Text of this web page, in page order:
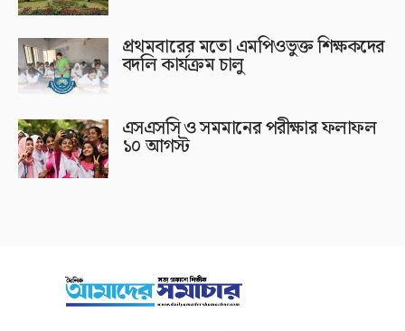
প্রথমবারের মতো এমপিওভুক্ত শিক্ষকদের
বদলি কার্যক্রম চালু
এসএসসি ও সমমানের পরীক্ষার ফলাফল
১০ আগস্ট